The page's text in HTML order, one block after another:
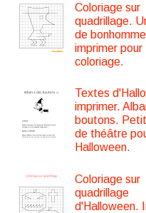
Coloriage sur
quadrillage.
de
imprimer pour
coloriage.
Textes
imprimer.
boutons.
de théâtre
Halloween.
Coloriage sur
quadrillage
d'Halloween.